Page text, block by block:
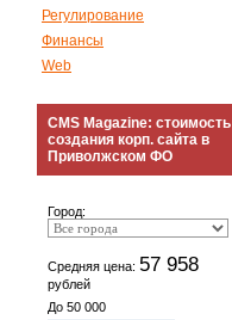
Регулирование
Финансы
Web
CMS Magazine: стоимость
создания корп. сайта в
Приволжском ФО
Город:
Средняя цена: 57 958
рублей
До 50 000